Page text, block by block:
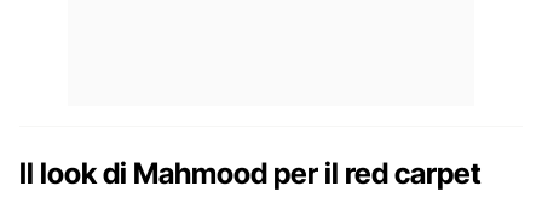
Il look di Mahmood per il red carpet